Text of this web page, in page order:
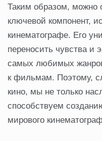
Таким образом, можно
ключевой компонент,
кинематографе. Его
переносить чувства и
самых любимых
к фильмам. Поэтому,
кино, мы не только
способствуем
мирового